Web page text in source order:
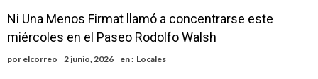
Ni Una Menos Firmat llamó a concentrarse este
miércoles en el Paseo Rodolfo Walsh
por elcorreo 2 junio, 2026 en : Locales